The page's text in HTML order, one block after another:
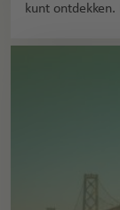
kunt